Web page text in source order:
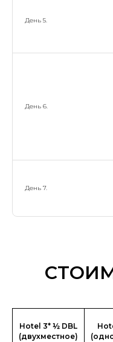
День 5.
День 6.
День 7.
Hotel 3* ½ DBL
(двухместное)